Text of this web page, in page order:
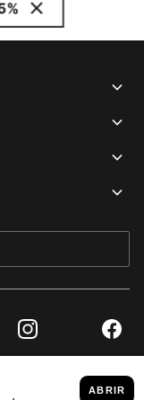
Instagram
RESERVADOS
Y DATOS LEGALES